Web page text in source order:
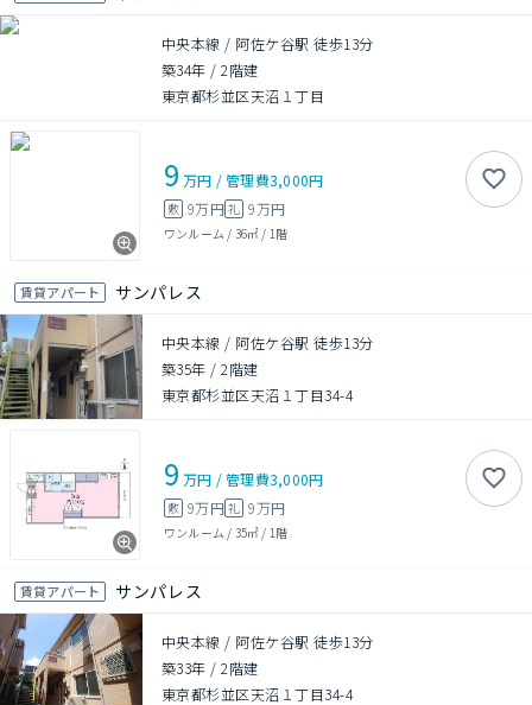
中央本線 / 阿佐ケ谷駅 徒歩13分
築34年 /2階建
東京都杉並区天沼１丁目
9 万円 /管理費3,000円
敷 9万円礼 9万円
ワンルーム / 36㎡ / 1階
賃貸アパート サンパレス
中央本線 / 阿佐ケ谷駅 徒歩13分
築35年 /2階建
東京都杉並区天沼１丁目34-4
9 万円 /管理費3,000円
敷 9万円礼 9万円
ワンルーム / 35㎡ / 1階
賃貸アパート サンパレス
中央本線 / 阿佐ケ谷駅 徒歩13分
築33年 /2階建
東京都杉並区天沼１丁目34-4